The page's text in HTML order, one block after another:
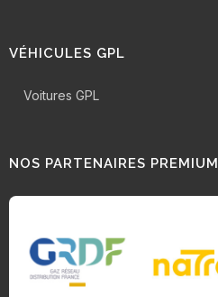
VÉHICULES GPL
Voitures GPL
NOS PARTENAIRES PREMIUM